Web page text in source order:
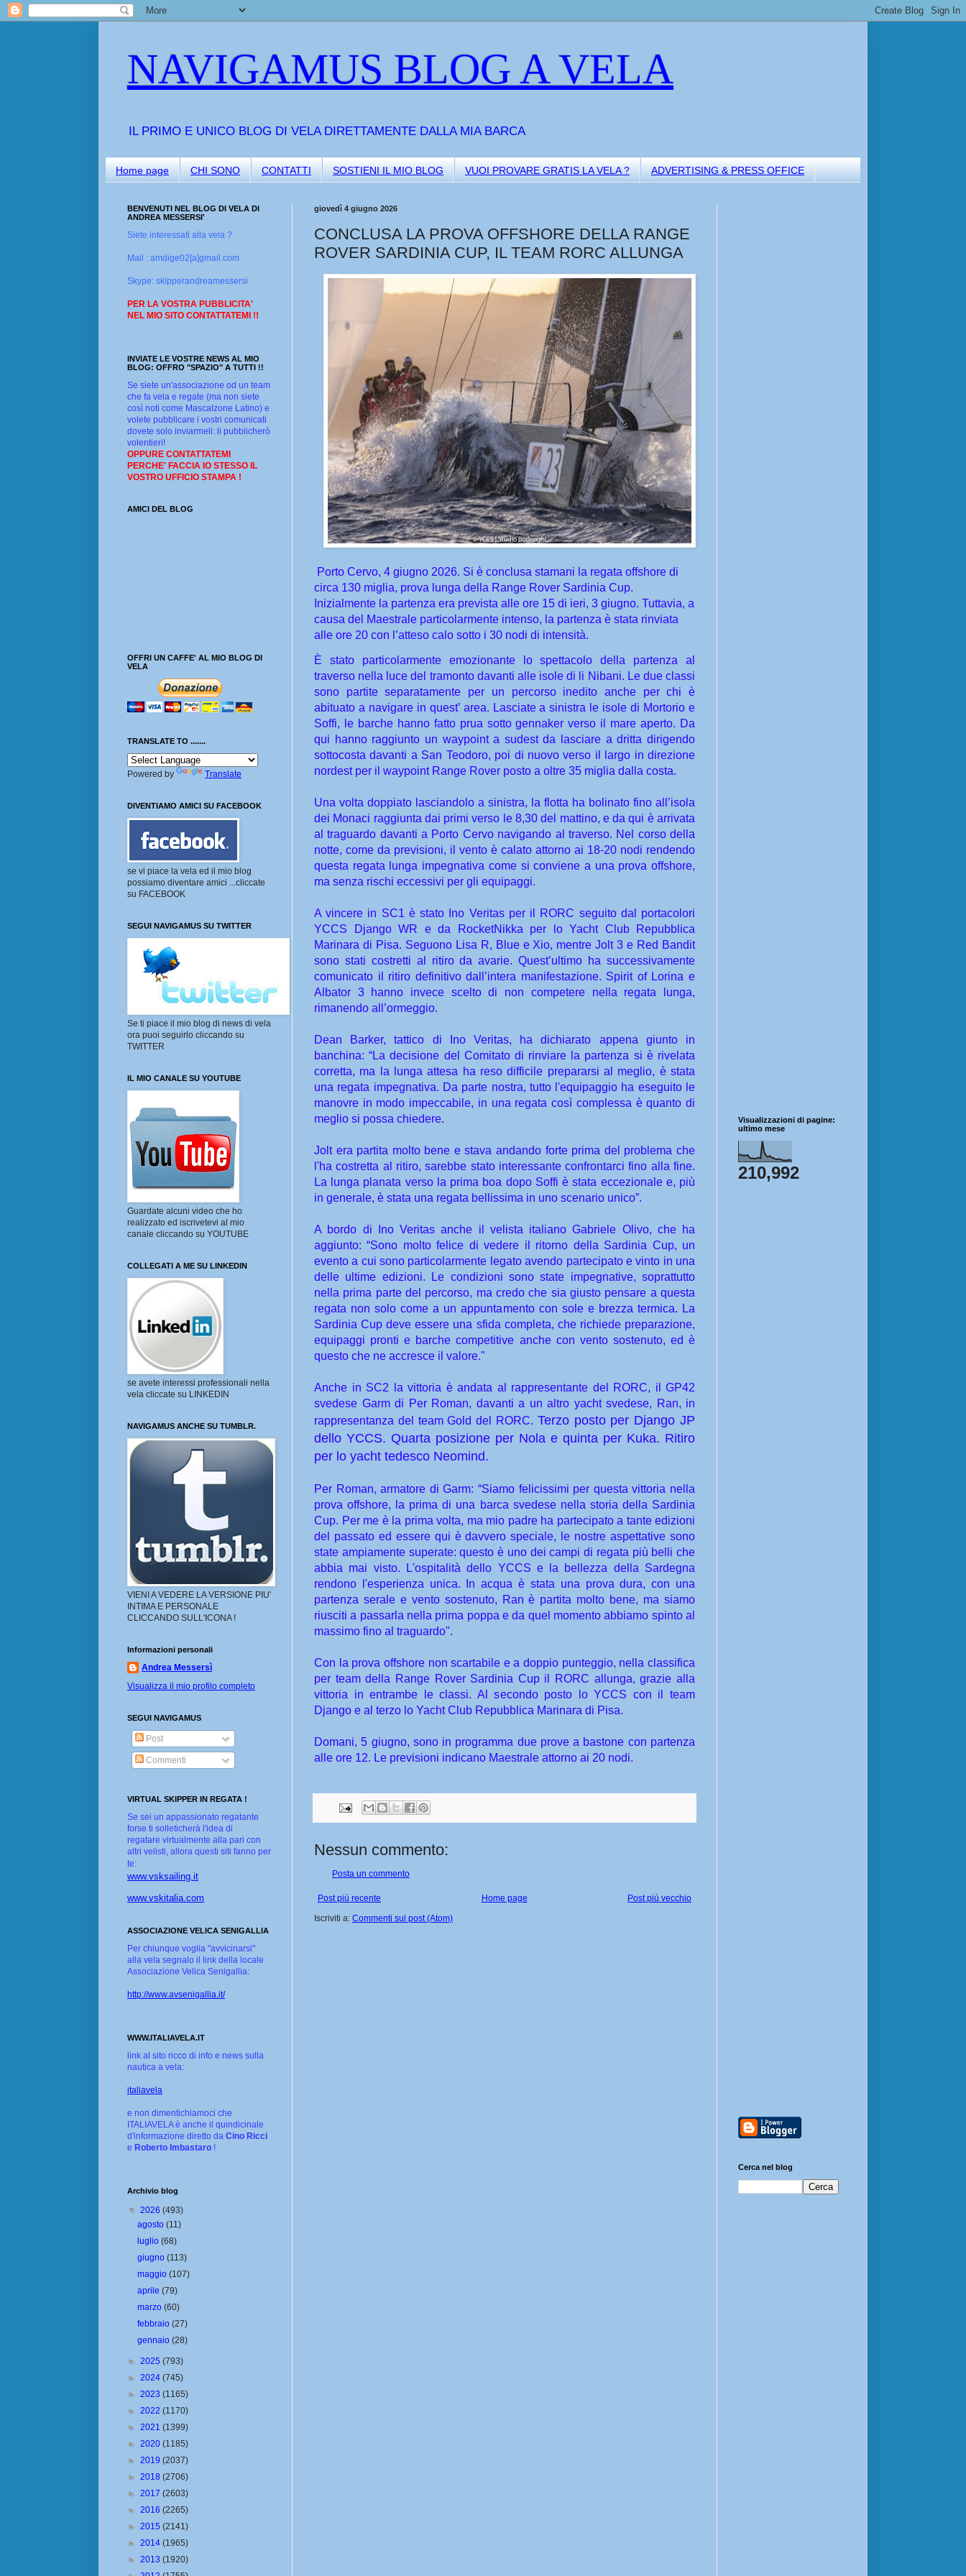
NAVIGAMUS BLOG A VELA
IL PRIMO E UNICO BLOG DI VELA DIRETTAMENTE DALLA MIA BARCA
Home page CHI SONO CONTATTI SOSTIENI IL MIO BLOG VUOI PROVARE GRATIS LA VELA ? ADVERTISING & PRESS OFFICE
giovedì 4 giugno 2026
CONCLUSA LA PROVA OFFSHORE DELLA RANGE
ROVER SARDINIA CUP, IL TEAM RORC ALLUNGA
Porto Cervo, 4 giugno 2026. Si è conclusa stamani la regata offshore di
circa 130 miglia, prova lunga della Range Rover Sardinia Cup.
Inizialmente la partenza era prevista alle ore 15 di ieri, 3 giugno. Tuttavia, a
causa del Maestrale particolarmente intenso, la partenza è stata rinviata
alle ore 20 con l’atteso calo sotto i 30 nodi di intensità.
È stato particolarmente emozionante lo spettacolo della partenza al
traverso nella luce del tramonto davanti alle isole di li Nibani. Le due classi
sono partite separatamente per un percorso inedito anche per chi è
abituato a navigare in quest’ area. Lasciate a sinistra le isole di Mortorio e
Soffi, le barche hanno fatto prua sotto gennaker verso il mare aperto. Da
qui hanno raggiunto un waypoint a sudest da lasciare a dritta dirigendo
sottocosta davanti a San Teodoro, poi di nuovo verso il largo in direzione
nordest per il waypoint Range Rover posto a oltre 35 miglia dalla costa.
Una volta doppiato lasciandolo a sinistra, la flotta ha bolinato fino all’isola
dei Monaci raggiunta dai primi verso le 8,30 del mattino, e da qui è arrivata
al traguardo davanti a Porto Cervo navigando al traverso. Nel corso della
notte, come da previsioni, il vento è calato attorno ai 18-20 nodi rendendo
questa regata lunga impegnativa come si conviene a una prova offshore,
ma senza rischi eccessivi per gli equipaggi.
A vincere in SC1 è stato Ino Veritas per il RORC seguito dal portacolori
YCCS Django WR e da RocketNikka per lo Yacht Club Repubblica
Marinara di Pisa. Seguono Lisa R, Blue e Xio, mentre Jolt 3 e Red Bandit
sono stati costretti al ritiro da avarie. Quest’ultimo ha successivamente
comunicato il ritiro definitivo dall’intera manifestazione. Spirit of Lorina e
Albator 3 hanno invece scelto di non competere nella regata lunga,
rimanendo all’ormeggio.
Dean Barker, tattico di Ino Veritas, ha dichiarato appena giunto in
banchina: “La decisione del Comitato di rinviare la partenza si è rivelata
corretta, ma la lunga attesa ha reso difficile prepararsi al meglio, è stata
una regata impegnativa. Da parte nostra, tutto l'equipaggio ha eseguito le
manovre in modo impeccabile, in una regata così complessa è quanto di
meglio si possa chiedere.
Jolt era partita molto bene e stava andando forte prima del problema che
l'ha costretta al ritiro, sarebbe stato interessante confrontarci fino alla fine.
La lunga planata verso la prima boa dopo Soffi è stata eccezionale e, più
in generale, è stata una regata bellissima in uno scenario unico”.
A bordo di Ino Veritas anche il velista italiano Gabriele Olivo, che ha
aggiunto: “Sono molto felice di vedere il ritorno della Sardinia Cup, un
evento a cui sono particolarmente legato avendo partecipato e vinto in una
delle ultime edizioni. Le condizioni sono state impegnative, soprattutto
nella prima parte del percorso, ma credo che sia giusto pensare a questa
regata non solo come a un appuntamento con sole e brezza termica. La
Sardinia Cup deve essere una sfida completa, che richiede preparazione,
equipaggi pronti e barche competitive anche con vento sostenuto, ed è
questo che ne accresce il valore."
Anche in SC2 la vittoria è andata al rappresentante del RORC, il GP42
svedese Garm di Per Roman, davanti a un altro yacht svedese, Ran, in
rappresentanza del team Gold del RORC. Terzo posto per Django JP
dello YCCS. Quarta posizione per Nola e quinta per Kuka. Ritiro
per lo yacht tedesco Neomind.
Per Roman, armatore di Garm: “Siamo felicissimi per questa vittoria nella
prova offshore, la prima di una barca svedese nella storia della Sardinia
Cup. Per me è la prima volta, ma mio padre ha partecipato a tante edizioni
del passato ed essere qui è davvero speciale, le nostre aspettative sono
state ampiamente superate: questo è uno dei campi di regata più belli che
abbia mai visto. L'ospitalità dello YCCS e la bellezza della Sardegna
rendono l'esperienza unica. In acqua è stata una prova dura, con una
partenza serale e vento sostenuto, Ran è partita molto bene, ma siamo
riusciti a passarla nella prima poppa e da quel momento abbiamo spinto al
massimo fino al traguardo".
Con la prova offshore non scartabile e a doppio punteggio, nella classifica
per team della Range Rover Sardinia Cup il RORC allunga, grazie alla
vittoria in entrambe le classi. Al secondo posto lo YCCS con il team
Django e al terzo lo Yacht Club Repubblica Marinara di Pisa.
Domani, 5 giugno, sono in programma due prove a bastone con partenza
alle ore 12. Le previsioni indicano Maestrale attorno ai 20 nodi.
Nessun commento:
Posta un commento
Post più recente Post più vecchio
Home page
Iscriviti a: Commenti sul post (Atom)
BENVENUTI NEL BLOG DI VELA DI
ANDREA MESSERSI'
Siete interessati alla vela ?
Mail : amdige02[a]gmail.com
Skype: skipperandreamessersi
PER LA VOSTRA PUBBLICITA'
NEL MIO SITO CONTATTATEMI !!
INVIATE LE VOSTRE NEWS AL MIO
BLOG: OFFRO "SPAZIO" A TUTTI !!
Se siete un'associazione od un team
che fa vela e regate (ma non siete
così noti come Mascalzone Latino) e
volete pubblicare i vostri comunicati
dovete solo inviarmeli: li pubblicherò
volentieri!
OPPURE CONTATTATEMI
PERCHE' FACCIA IO STESSO IL
VOSTRO UFFICIO STAMPA !
AMICI DEL BLOG
OFFRI UN CAFFE' AL MIO BLOG DI
VELA
TRANSLATE TO .......
Powered by Translate
DIVENTIAMO AMICI SU FACEBOOK
se vi piace la vela ed il mio blog
possiamo diventare amici ...cliccate
su FACEBOOK
SEGUI NAVIGAMUS SU TWITTER
Se ti piace il mio blog di news di vela
ora puoi seguirlo cliccando su
TWITTER
IL MIO CANALE SU YOUTUBE
Guardate alcuni video che ho
realizzato ed iscrivetevi al mio
canale cliccando su YOUTUBE
COLLEGATI A ME SU LINKEDIN
se avete interessi professionali nella
vela cliccate su LINKEDIN
NAVIGAMUS ANCHE SU TUMBLR.
VIENI A VEDERE LA VERSIONE PIU'
INTIMA E PERSONALE
CLICCANDO SULL'ICONA !
Informazioni personali
Andrea Messersì
Visualizza il mio profilo completo
SEGUI NAVIGAMUS
Post
Commenti
VIRTUAL SKIPPER IN REGATA !
Se sei un appassionato regatante
forse ti solleticherà l'idea di
regatare virtualmente alla pari con
altri velisti, allora questi siti fanno per
te:
www.vsksailing.it
www.vskitalia.com
ASSOCIAZIONE VELICA SENIGALLIA
Per chiunque voglia "avvicinarsi"
alla vela segnalo il link della locale
Associazione Velica Senigallia:
http://www.avsenigallia.it/
WWW.ITALIAVELA.IT
link al sito ricco di info e news sulla
nautica a vela:
italiavela
e non dimentichiamoci che
ITALIAVELA è anche il quindicinale
d'informazione diretto da Cino Ricci
e Roberto Imbastaro !
Archivio blog
▼ 2026 (493)
agosto(11)
luglio(68)
giugno(113)
maggio(107)
aprile(79)
marzo(60)
febbraio(27)
gennaio(28)
► 2025 (793)
► 2024 (745)
► 2023 (1165)
► 2022 (1170)
► 2021 (1399)
► 2020 (1185)
► 2019 (2037)
► 2018 (2706)
► 2017 (2603)
► 2016 (2265)
► 2015 (2141)
► 2014 (1965)
► 2013 (1920)
Visualizzazioni di pagine:
ultimo mese
210,992
Cerca nel blog